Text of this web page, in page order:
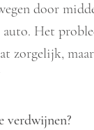
door
Het
zorgelijk,
verdwijnen?